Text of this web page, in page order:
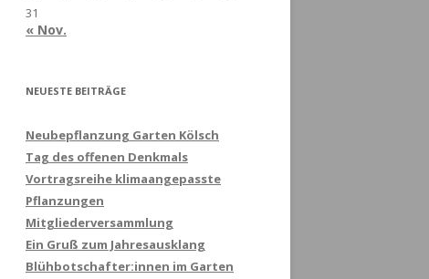
31
« Nov.
NEUESTE BEITRÄGE
Neubepflanzung Garten Kölsch
Tag des offenen Denkmals
Vortragsreihe klimaangepasste
Pflanzungen
Mitgliederversammlung
Ein Gruß zum Jahresausklang
Blühbotschafter:innen im Garten